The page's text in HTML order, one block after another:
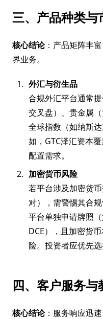
三、产品种类与
核心结论：产品矩阵丰
界业务。
外汇与衍生品
合规外汇平台通常
交叉盘）、贵金属
全球指数（如纳斯
如，GTC泽汇资本
配置需求。
加密货币风险
若平台涉及加密货
对），需警惕其合
平台单独申请牌照
DCE），且加密货
险。投资者应优先
四、客户服务与
核心结论：服务响应迅